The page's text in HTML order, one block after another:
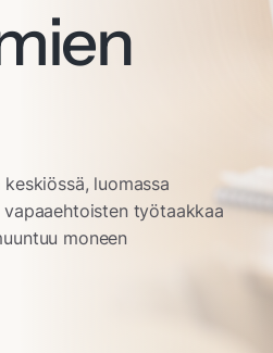
luomassa
työtaakkaa
moneen